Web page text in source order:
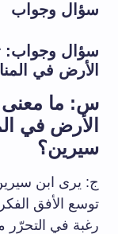
سؤال وجواب
سؤال وجواب:
الأرض في
س: ما معنى
الأرض في
سيرين؟
ج: يرى ابن
توسع الأفق
رغبة في التحرّر